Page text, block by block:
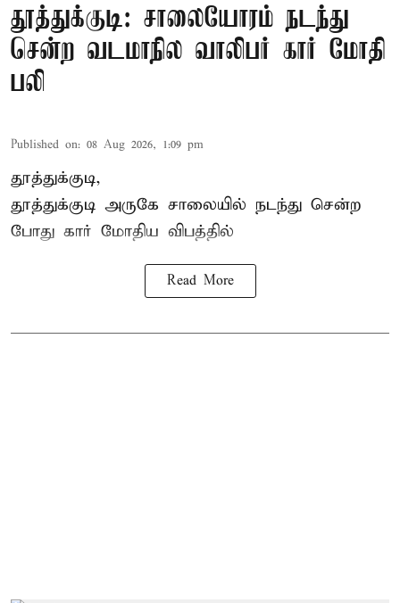
தூத்துக்குடி: சாலையோரம் நடந்து
சென்ற வடமாநில வாலிபர் கார் மோதி
பலி
Published on: 08 Aug 2026, 1:09 pm
தூத்துக்குடி,
தூத்துக்குடி அருகே சாலையில் நடந்து சென்ற
போது கார் மோதிய விபத்தில்
Read More